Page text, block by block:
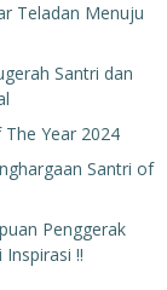
Teladan Menuju
Santri dan
Year 2024
Santri of
Penggerak
Inspirasi !!